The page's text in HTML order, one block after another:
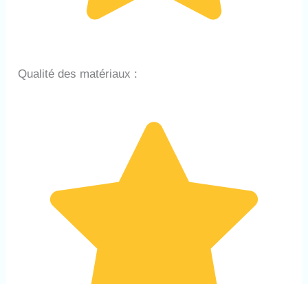
Qualité des matériaux :